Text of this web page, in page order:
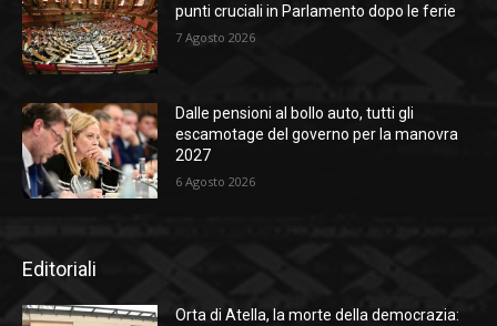
punti cruciali in Parlamento dopo le ferie
7 Agosto 2026
Dalle pensioni al bollo auto, tutti gli
escamotage del governo per la manovra
2027
6 Agosto 2026
Editoriali
Orta di Atella, la morte della democrazia: